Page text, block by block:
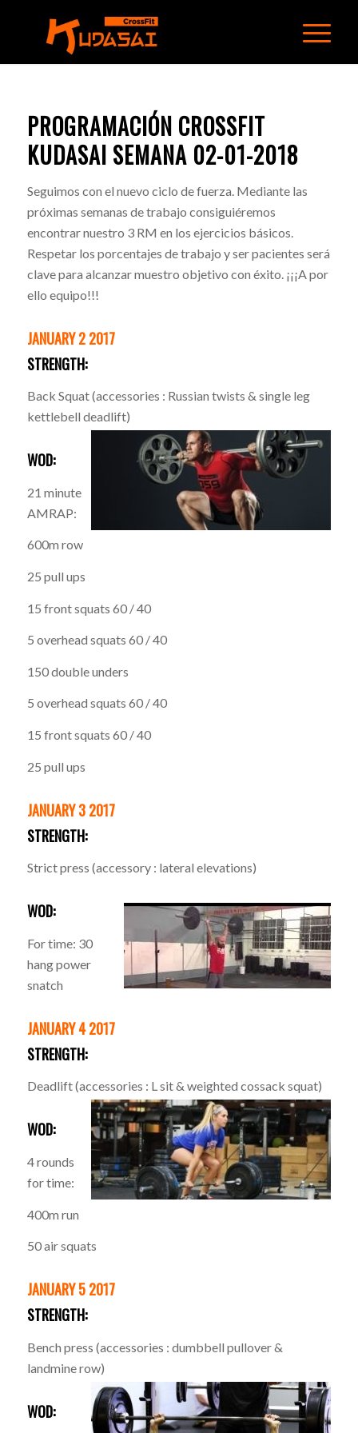
PROGRAMACIÓN CROSSFIT
KUDASAI SEMANA 02-01-2018
Seguimos con el nuevo ciclo de fuerza. Mediante las
próximas semanas de trabajo consiguiéremos
encontrar nuestro 3 RM en los ejercicios básicos.
Respetar los porcentajes de trabajo y ser pacientes será
clave para alcanzar muestro objetivo con éxito. ¡¡¡A por
ello equipo!!!
JANUARY 2 2017
STRENGTH:
Back Squat (accessories : Russian twists & single leg
kettlebell deadlift)
WOD:
21 minute
AMRAP:
600m row
25 pull ups
15 front squats 60 / 40
5 overhead squats 60 / 40
150 double unders
5 overhead squats 60 / 40
15 front squats 60 / 40
25 pull ups
JANUARY 3 2017
STRENGTH:
Strict press (accessory : lateral elevations)
WOD:
For time: 30
hang power
snatch
JANUARY 4 2017
STRENGTH:
Deadlift (accessories : L sit & weighted cossack squat)
WOD:
4 rounds
for time:
400m run
50 air squats
JANUARY 5 2017
STRENGTH:
Bench press (accessories : dumbbell pullover &
landmine row)
WOD: